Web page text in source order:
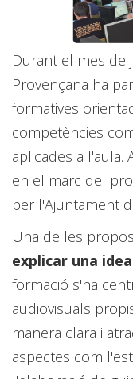
Durant el mes de
Provençana ha
formatives
competències
aplicades a l'aula.
en el marc del
per l'Ajuntament
Una de les
explicar una
formació s'ha
audiovisuals
manera clara i
aspectes com